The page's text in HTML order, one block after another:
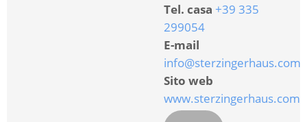
Tel. casa +39 335
299054
E-mail
info@sterzingerhaus.com
Sito web
www.sterzingerhaus.com